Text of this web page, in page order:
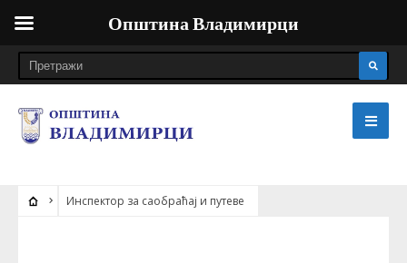
Инспектор за саобраћај и путеве
Општина Владимирци